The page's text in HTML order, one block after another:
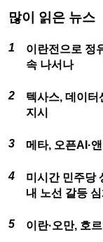
많이 읽은 뉴스
이란전으로 정
속 나서나
텍사스, 데이
지시
메타, 오픈AI·
미시간 민주당
내 노선 갈등
이란·오만, 호